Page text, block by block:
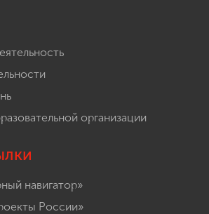
организации
навигатор»
России»